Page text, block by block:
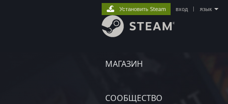
МАГАЗИН
СООБЩЕСТВО
Установить Steam вход язык